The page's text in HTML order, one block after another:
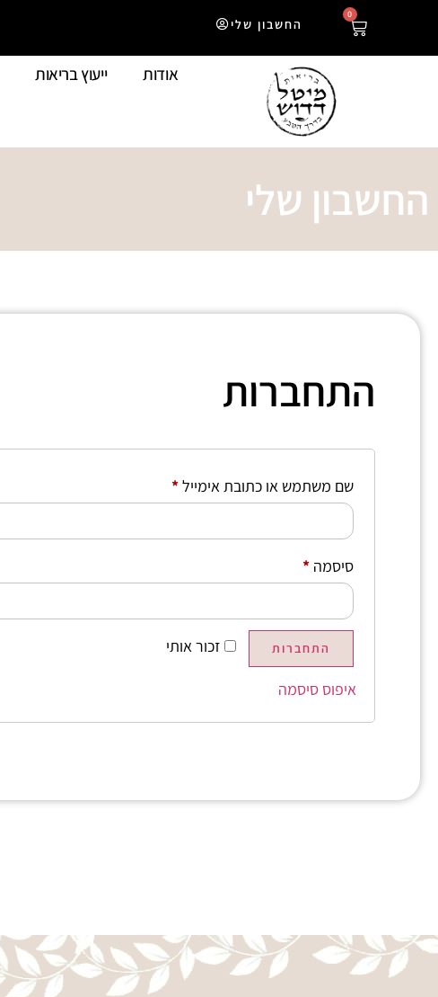
0
החשבון שלי
אודות ייעוץ בריאות
החשבון שלי
התחברות
שם משתמש או כתובת אימייל*
סיסמה *
זכור אותי התחברות
איפוס סיסמה